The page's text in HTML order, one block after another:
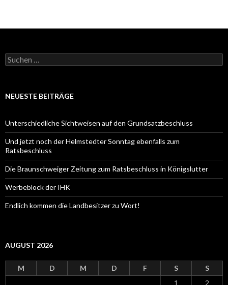
Suche
nach:
NEUESTE BEITRÄGE
Unterschiedliche Sichtweisen auf den Grundsatzbeschluss
Und jetzt noch der Helmstedter Sonntag ebenfalls zum
Ratsbeschluss
Die Braunschweiger Zeitung zum Ratsbeschluss in Königslutter
Werbeblock der IHK
Endlich kommen die Landbesitzer zu Wort!
AUGUST 2026
M D M D F S
S
1
2